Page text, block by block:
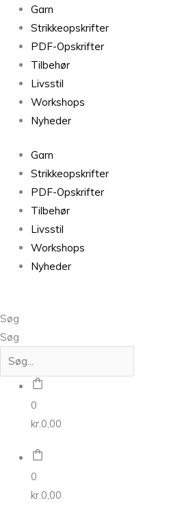
Garn
Strikkeopskrifter
PDF-Opskrifter
Tilbehør
Livsstil
Workshops
Nyheder
Garn
Strikkeopskrifter
PDF-Opskrifter
Tilbehør
Livsstil
Workshops
Nyheder
Søg
Søg
0
kr.0,00
0
kr.0,00
Lillepigens
vest
med
snoninger
PDF-
format
antal